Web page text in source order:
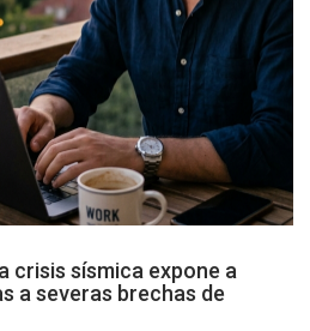
crisis sísmica expone a
a severas brechas de